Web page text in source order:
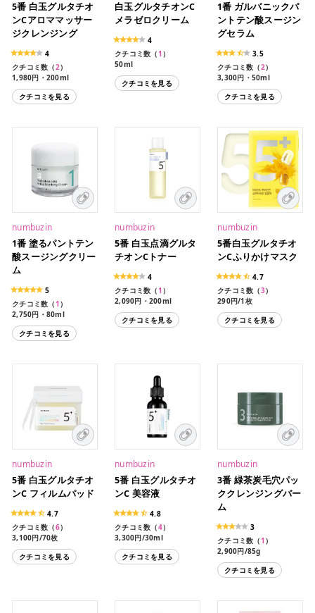
5番 白玉グルタチオ
ンCアロママッサー
ジクレンジング
4
クチコミ数（2）
1,980円・200ml
クチコミを見る
白玉グルタチオンC
メラゼロクリーム
4
クチコミ数（1 ）
50ml
クチコミを見る
1番 ガルバニックパ
ントテン酸スージン
グセラム
3.5
クチコミ数（2）
3,300円・50ml
クチコミを見る
numbuzin
1番 塗るパントテン
酸スージングクリー
ム
5
クチコミ数（1 ）
2,750円・80ml
クチコミを見る
numbuzin
5番 白玉点滴グルタ
チオンCトナー
4
クチコミ数（1 ）
2,090円・200ml
クチコミを見る
numbuzin
5番白玉グルタチオ
ンCふりかけマスク
4.7
クチコミ数（3）
290円/1枚
1,090円/4枚
クチコミを見る
numbuzin
5番 白玉グルタチオ
ンC フィルムパッド
4.7
クチコミ数（6）
3,100円/70枚
クチコミを見る
numbuzin
5番 白玉グルタチオ
ンC 美容液
4.8
クチコミ数（4）
3,300円/30ml
クチコミを見る
numbuzin
3番 緑茶炭毛穴パッ
ククレンジングバー
ム
3
クチコミ数（1 ）
2,900円/85g
クチコミを見る